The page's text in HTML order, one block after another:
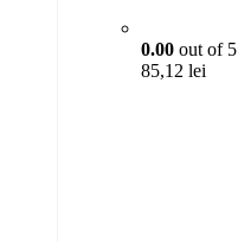
0.00 out of 5
85,12 lei